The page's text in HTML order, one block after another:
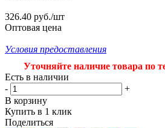
326.40 руб./шт
Оптовая цена
Условия предоставления
Уточняйте наличие товара по
Есть в наличии
-
+
В корзину
Купить в 1 клик
Поделиться